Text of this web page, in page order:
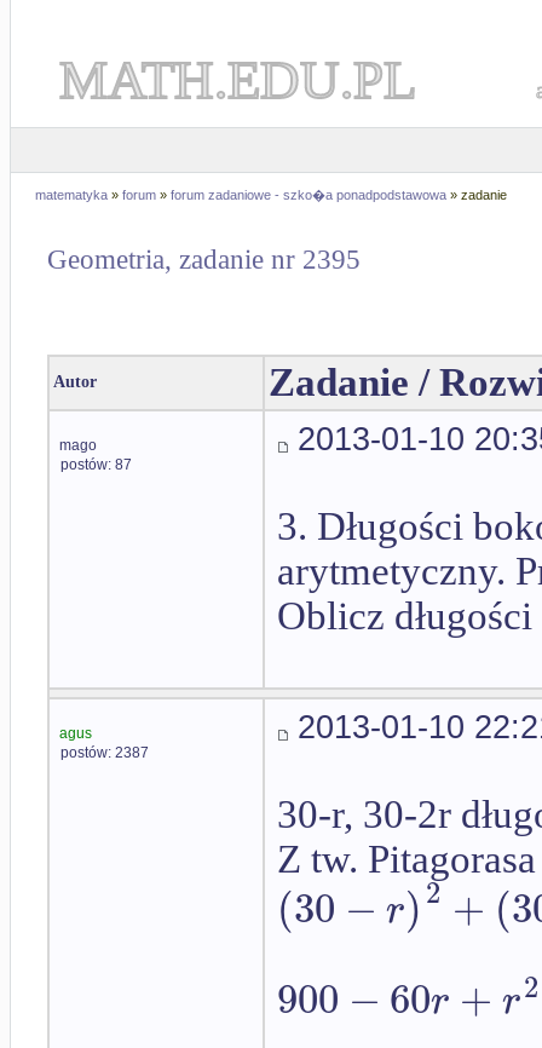
MATH.EDU.PL
matematyka » forum » forum zadaniowe - szko�a ponadpodstawowa » zadanie
Geometria, zadanie nr 2395
Autor Zadanie /
mago
postów: 87
2013-01-10
3. Długości
arytmetyczny.
Oblicz
agus
postów: 2387
2013-01-10
30-r, 30-2r
Z tw. Pitagorasa
(30 − r)2 + (
900 −60r + r2